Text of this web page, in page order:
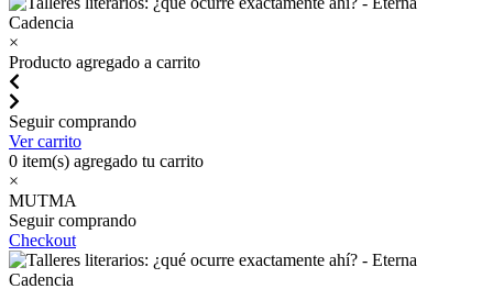
×
Producto agregado a carrito
Seguir comprando
Ver carrito
0 item(s) agregado tu carrito
×
MUTMA
Seguir comprando
Checkout